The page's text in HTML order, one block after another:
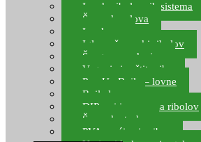
Izrada ribolovnih sistema
Šaranska olova
Leadcore
Igle za šaranski ribolov
Špage, upredenice
Vaganje i zaštita ribe
Pop Up Boile – lovne
Boile lovne
DIP-ovi i arome za ribolov
Šaranske torbe
PVA vrećice i pribor